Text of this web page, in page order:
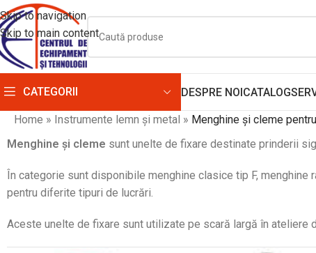
Skip to navigation
Skip to main content
CATEGORII DESPRE NOICATALOG
Home » Instrumente lemn și metal » Menghine și cleme
Menghine și cleme sunt unelte de fixare destinate prinderii
În categorie sunt disponibile menghine clasice tip F, menghine
pentru diferite tipuri de lucrări.
Aceste unelte de fixare sunt utilizate pe scară largă în